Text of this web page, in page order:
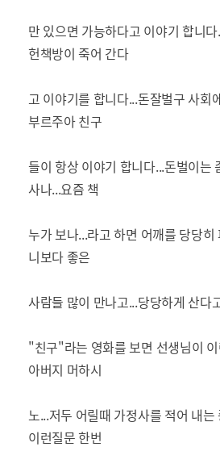
만 있으면 가능하다고 이야기 합니
헌책방이 죽어 간다
고 이야기를 합니다...돈잘벌구 사회
부르주아 친구
들이 항상 이야기 합니다...돈벌이는
사나...요즘 책
누가 보나...라고 하면 어깨를 당당
니보다 좋은
사람들 많이 만나고...당당하게 산다
"친구"라는 영화를 보면 선생님이
아버지 머하시
노...저두 어릴때 가정사를 적어 내
이런질문 한번